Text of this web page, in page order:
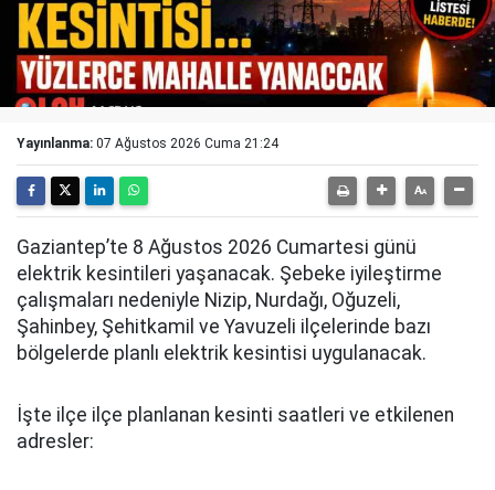
Yayınlanma: 07 Ağustos 2026 Cuma 21:24
Gaziantep’te 8 Ağustos 2026 Cumartesi günü
elektrik kesintileri yaşanacak. Şebeke iyileştirme
çalışmaları nedeniyle Nizip, Nurdağı, Oğuzeli,
Şahinbey, Şehitkamil ve Yavuzeli ilçelerinde bazı
bölgelerde planlı elektrik kesintisi uygulanacak.
İşte ilçe ilçe planlanan kesinti saatleri ve etkilenen
adresler: